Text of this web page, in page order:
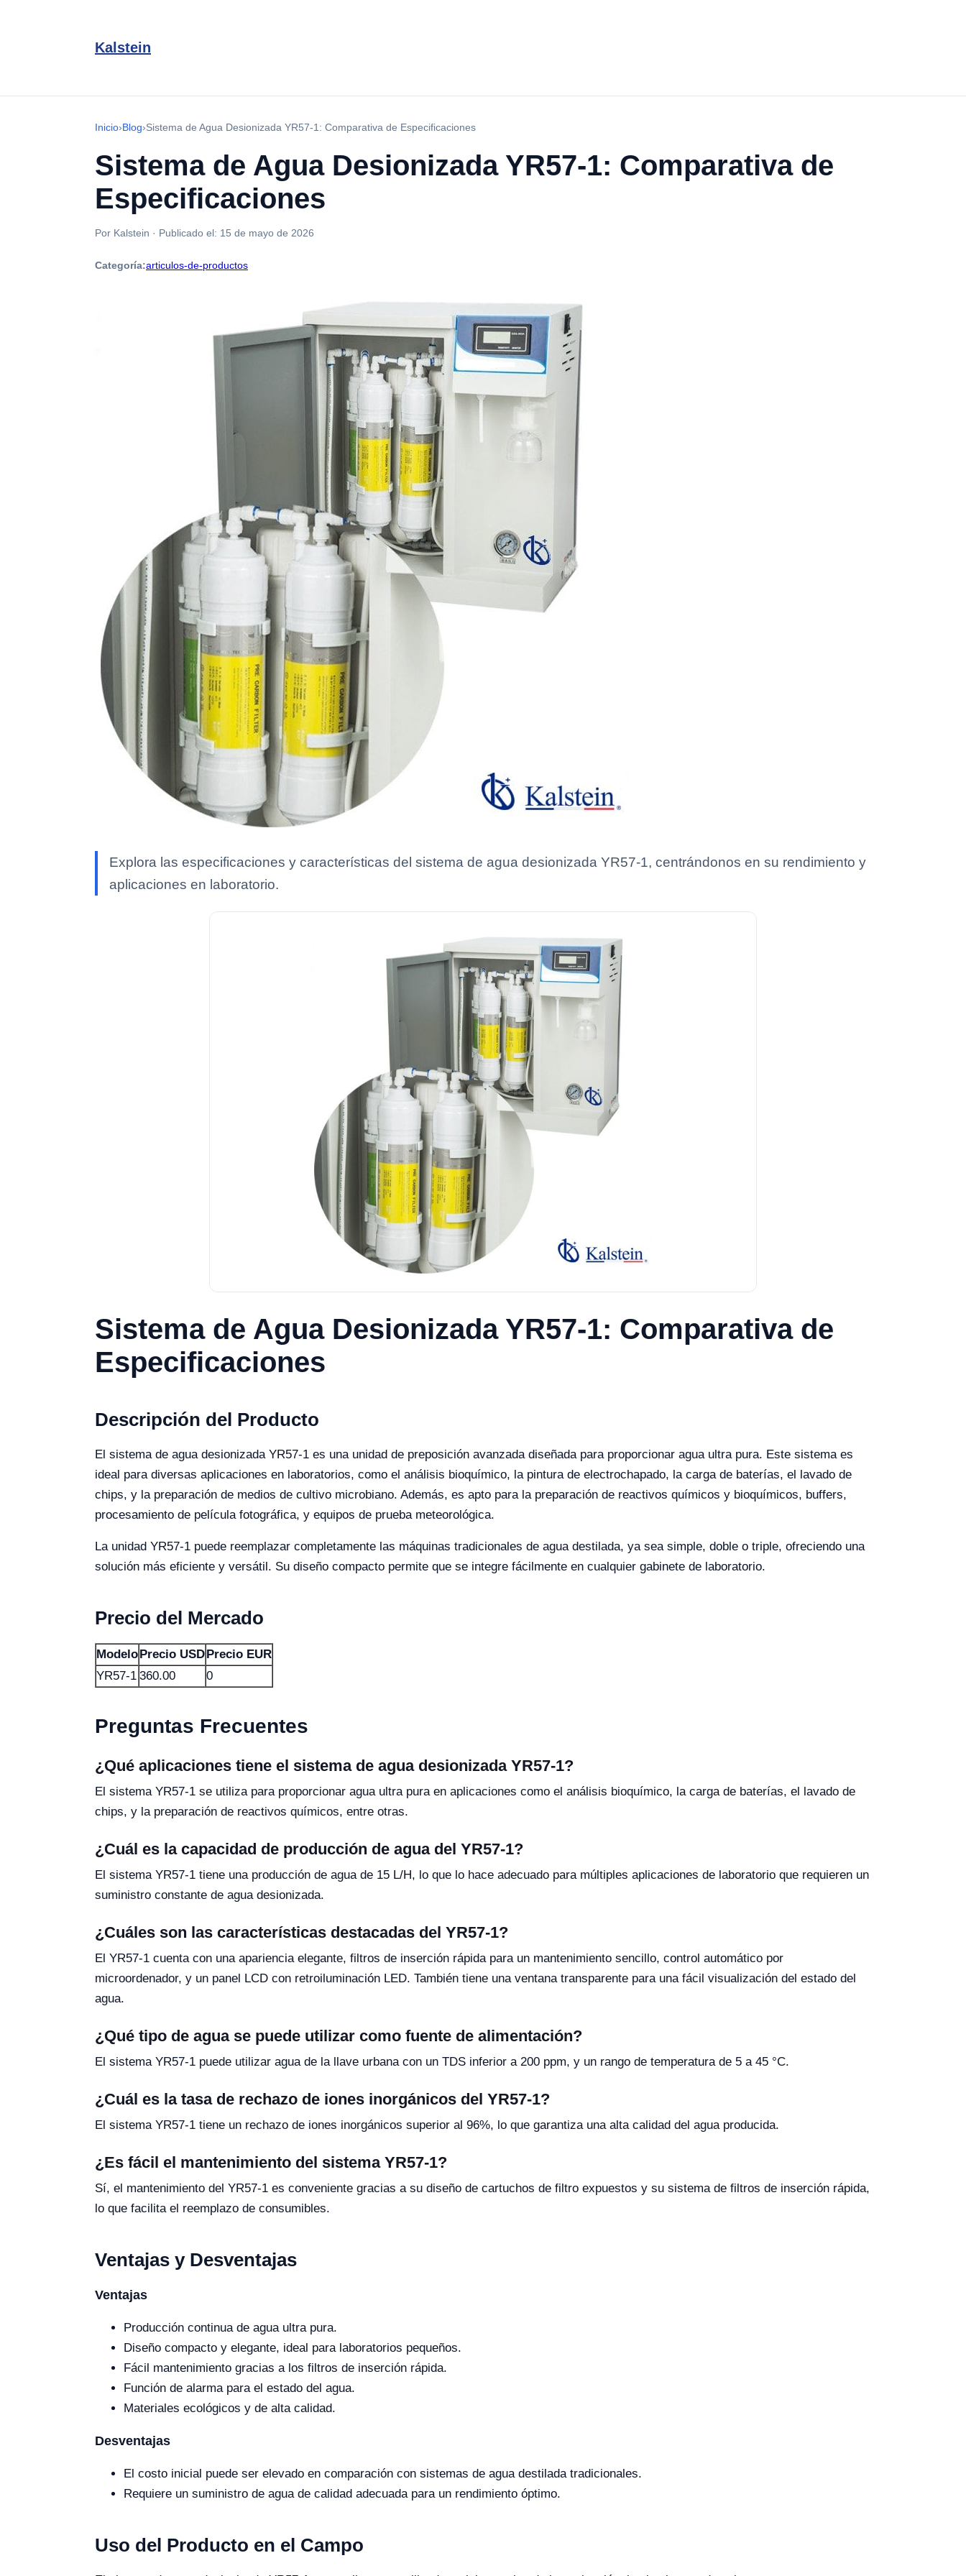
Kalstein
Inicio›Blog›Sistema de Agua Desionizada YR57-1: Comparativa de Especificaciones
Sistema de Agua Desionizada YR57-1: Comparativa de
Especificaciones
Por Kalstein · Publicado el: 15 de mayo de 2026
Categoría:articulos-de-productos
Explora las especificaciones y características del sistema de agua desionizada YR57-1, centrándonos en su rendimiento y
aplicaciones en laboratorio.
Sistema de Agua Desionizada YR57-1: Comparativa de
Especificaciones
Descripción del Producto
El sistema de agua desionizada YR57-1 es una unidad de preposición avanzada diseñada para proporcionar agua ultra pura. Este sistema es
ideal para diversas aplicaciones en laboratorios, como el análisis bioquímico, la pintura de electrochapado, la carga de baterías, el lavado de
chips, y la preparación de medios de cultivo microbiano. Además, es apto para la preparación de reactivos químicos y bioquímicos, buffers,
procesamiento de película fotográfica, y equipos de prueba meteorológica.
La unidad YR57-1 puede reemplazar completamente las máquinas tradicionales de agua destilada, ya sea simple, doble o triple, ofreciendo una
solución más eficiente y versátil. Su diseño compacto permite que se integre fácilmente en cualquier gabinete de laboratorio.
Precio del Mercado
ModeloPrecio USDPrecio EUR
YR57-1 360.00 0
Preguntas Frecuentes
¿Qué aplicaciones tiene el sistema de agua desionizada YR57-1?
El sistema YR57-1 se utiliza para proporcionar agua ultra pura en aplicaciones como el análisis bioquímico, la carga de baterías, el lavado de
chips, y la preparación de reactivos químicos, entre otras.
¿Cuál es la capacidad de producción de agua del YR57-1?
El sistema YR57-1 tiene una producción de agua de 15 L/H, lo que lo hace adecuado para múltiples aplicaciones de laboratorio que requieren un
suministro constante de agua desionizada.
¿Cuáles son las características destacadas del YR57-1?
El YR57-1 cuenta con una apariencia elegante, filtros de inserción rápida para un mantenimiento sencillo, control automático por
microordenador, y un panel LCD con retroiluminación LED. También tiene una ventana transparente para una fácil visualización del estado del
agua.
¿Qué tipo de agua se puede utilizar como fuente de alimentación?
El sistema YR57-1 puede utilizar agua de la llave urbana con un TDS inferior a 200 ppm, y un rango de temperatura de 5 a 45 °C.
¿Cuál es la tasa de rechazo de iones inorgánicos del YR57-1?
El sistema YR57-1 tiene un rechazo de iones inorgánicos superior al 96%, lo que garantiza una alta calidad del agua producida.
¿Es fácil el mantenimiento del sistema YR57-1?
Sí, el mantenimiento del YR57-1 es conveniente gracias a su diseño de cartuchos de filtro expuestos y su sistema de filtros de inserción rápida,
lo que facilita el reemplazo de consumibles.
Ventajas y Desventajas
Ventajas
Producción continua de agua ultra pura.
Diseño compacto y elegante, ideal para laboratorios pequeños.
Fácil mantenimiento gracias a los filtros de inserción rápida.
Función de alarma para el estado del agua.
Materiales ecológicos y de alta calidad.
Desventajas
El costo inicial puede ser elevado en comparación con sistemas de agua destilada tradicionales.
Requiere un suministro de agua de calidad adecuada para un rendimiento óptimo.
Uso del Producto en el Campo